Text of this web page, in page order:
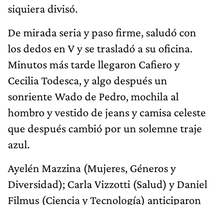
siquiera divisó.
De mirada seria y paso firme, saludó con
los dedos en V y se trasladó a su oficina.
Minutos más tarde llegaron Cafiero y
Cecilia Todesca, y algo después un
sonriente Wado de Pedro, mochila al
hombro y vestido de jeans y camisa celeste
que después cambió por un solemne traje
azul.
Ayelén Mazzina (Mujeres, Géneros y
Diversidad); Carla Vizzotti (Salud) y Daniel
Filmus (Ciencia y Tecnología) anticiparon